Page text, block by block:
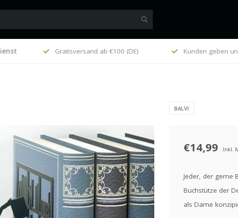
Gratisversand ab €100 (DE) Kunden geben
BALVI
€14,99 Inkl.
Jeder, der gerne
Buchstütze der
als Dame